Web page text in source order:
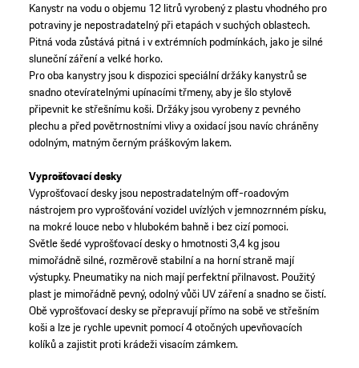
Kanystr na vodu o objemu 12 litrů vyrobený z plastu vhodného pro
potraviny je nepostradatelný při etapách v suchých oblastech.
Pitná voda zůstává pitná i v extrémních podmínkách, jako je silné
sluneční záření a velké horko.
Pro oba kanystry jsou k dispozici speciální držáky kanystrů se
snadno otevíratelnými upínacími třmeny, aby je šlo stylově
připevnit ke střešnímu koši. Držáky jsou vyrobeny z pevného
plechu a před povětrnostními vlivy a oxidací jsou navíc chráněny
odolným, matným černým práškovým lakem.
Vyprošťovací desky
Vyprošťovací desky jsou nepostradatelným off-roadovým
nástrojem pro vyprošťování vozidel uvízlých v jemnozrnném písku,
na mokré louce nebo v hlubokém bahně i bez cizí pomoci.
Světle šedé vyprošťovací desky o hmotnosti 3,4 kg jsou
mimořádně silné, rozměrově stabilní a na horní straně mají
výstupky. Pneumatiky na nich mají perfektní přilnavost. Použitý
plast je mimořádně pevný, odolný vůči UV záření a snadno se čistí.
Obě vyprošťovací desky se přepravují přímo na sobě ve střešním
koši a lze je rychle upevnit pomocí 4 otočných upevňovacích
kolíků a zajistit proti krádeži visacím zámkem.